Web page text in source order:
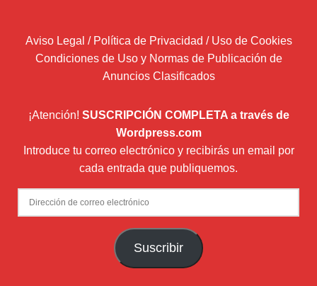
Aviso Legal / Política de Privacidad / Uso de Cookies
Condiciones de Uso y Normas de Publicación de
Anuncios Clasificados
¡Atención! SUSCRIPCIÓN COMPLETA a través de
Wordpress.com
Introduce tu correo electrónico y recibirás un email por
cada entrada que publiquemos.
Dirección
de
Suscribir